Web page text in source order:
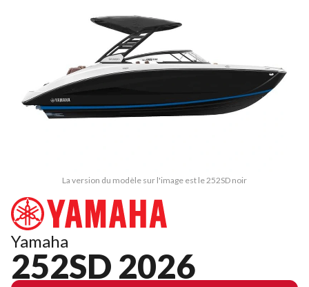
La version du modèle sur l'image est le 252SD noir
Yamaha
252SD 2026